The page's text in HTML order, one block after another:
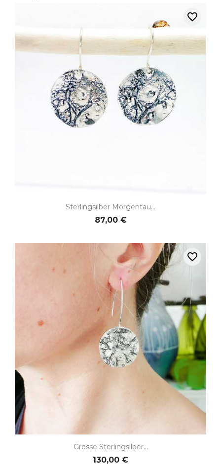
Sterlingsilber Morgentau...
87,00 €
favorite_border
Grosse Sterlingsilber...
130,00 €
favorite_border